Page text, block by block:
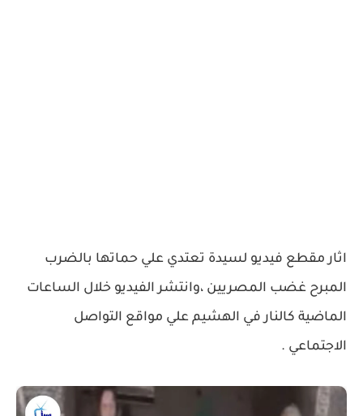
اثار مقطع فيديو لسيدة تعتدي علي حماتها بالضرب
المبرح غضب المصريين ،وانتشر الفيديو خلال الساعات
الماضية كالنار في الهشيم علي مواقع التواصل
الاجتماعي .